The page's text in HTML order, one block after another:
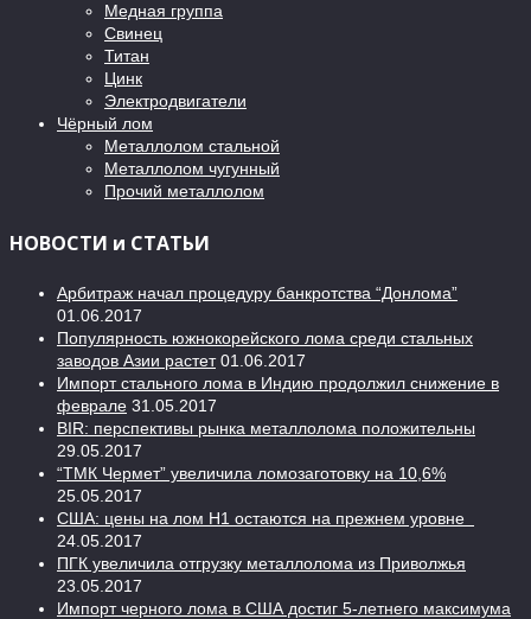
Медная группа
Свинец
Титан
Цинк
Электродвигатели
Чёрный лом
Металлолом стальной
Металлолом чугунный
Прочий металлолом
НОВОСТИ и СТАТЬИ
Арбитраж начал процедуру банкротства “Донлома”
01.06.2017
Популярность южнокорейского лома среди стальных
заводов Азии растет 01.06.2017
Импорт стального лома в Индию продолжил снижение в
феврале 31.05.2017
BIR: перспективы рынка металлолома положительны
29.05.2017
“ТМК Чермет” увеличила ломозаготовку на 10,6%
25.05.2017
США: цены на лом H1 остаются на прежнем уровне
24.05.2017
ПГК увеличила отгрузку металлолома из Приволжья
23.05.2017
Импорт черного лома в США достиг 5-летнего максимума